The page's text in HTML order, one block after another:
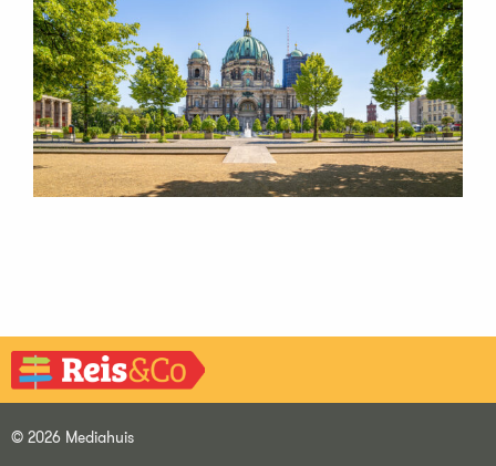
© 2026 Mediahuis